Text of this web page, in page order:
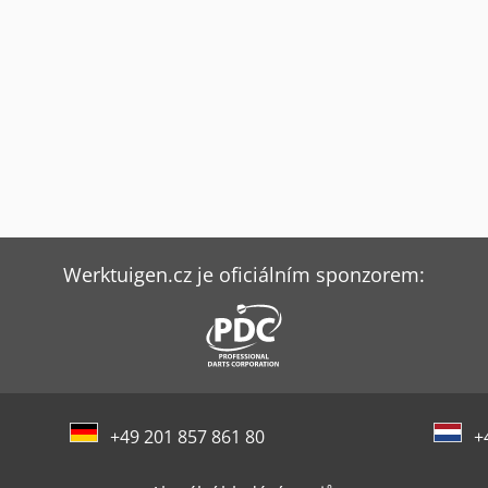
Werktuigen.cz je oficiálním sponzorem:
+49 201 857 861 80